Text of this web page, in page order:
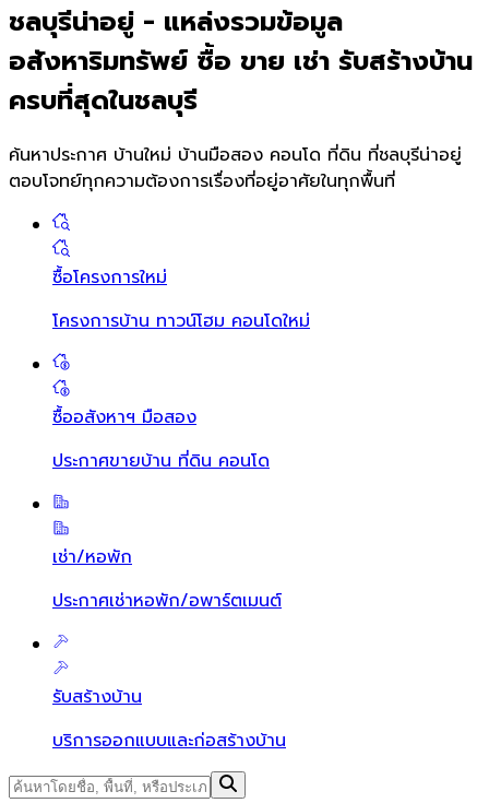
ชลบุรีน่าอยู่ - แหล่งรวมข้อมูล
อสังหาริมทรัพย์ ซื้อ ขาย เช่า รับสร้างบ้าน
ครบที่สุดในชลบุรี
ค้นหาประกาศ บ้านใหม่ บ้านมือสอง คอนโด ที่ดิน ที่ชลบุรีน่าอยู่
ตอบโจทย์ทุกความต้องการเรื่องที่อยู่อาศัยในทุกพื้นที่
ซื้อโครงการใหม่
โครงการบ้าน ทาวน์โฮม คอนโดใหม่
ซื้ออสังหาฯ มือสอง
ประกาศขายบ้าน ที่ดิน คอนโด
เช่า/หอพัก
ประกาศเช่าหอพัก/อพาร์ตเมนต์
รับสร้างบ้าน
บริการออกแบบและก่อสร้างบ้าน